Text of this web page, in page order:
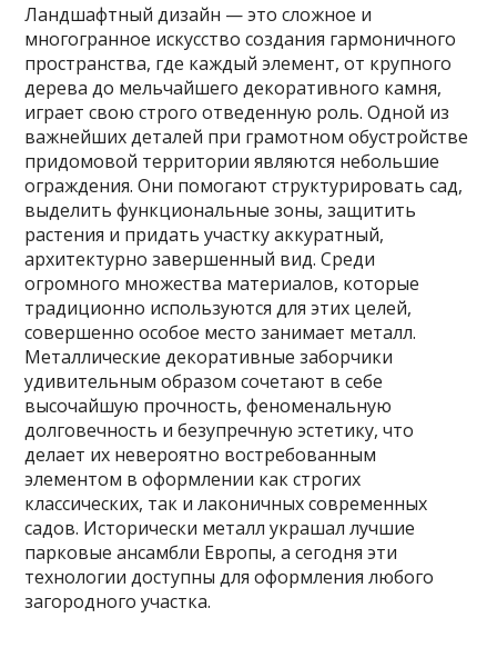
Ландшафтный дизайн — это сложное и
многогранное искусство создания гармоничного
пространства, где каждый элемент, от крупного
дерева до мельчайшего декоративного камня,
играет свою строго отведенную роль. Одной из
важнейших деталей при грамотном обустройстве
придомовой территории являются небольшие
ограждения. Они помогают структурировать сад,
выделить функциональные зоны, защитить
растения и придать участку аккуратный,
архитектурно завершенный вид. Среди
огромного множества материалов, которые
традиционно используются для этих целей,
совершенно особое место занимает металл.
Металлические декоративные заборчики
удивительным образом сочетают в себе
высочайшую прочность, феноменальную
долговечность и безупречную эстетику, что
делает их невероятно востребованным
элементом в оформлении как строгих
классических, так и лаконичных современных
садов. Исторически металл украшал лучшие
парковые ансамбли Европы, а сегодня эти
технологии доступны для оформления любого
загородного участка.